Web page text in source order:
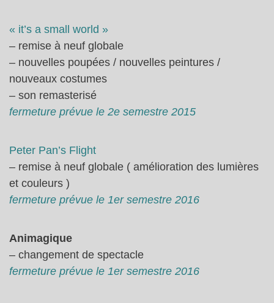
« it’s a small world »
– remise à neuf globale
– nouvelles poupées / nouvelles peintures /
nouveaux costumes
– son remasterisé
fermeture prévue le 2e semestre 2015
Peter Pan’s Flight
– remise à neuf globale ( amélioration des lumières
et couleurs )
fermeture prévue le 1er semestre 2016
Animagique
– changement de spectacle
fermeture prévue le 1er semestre 2016